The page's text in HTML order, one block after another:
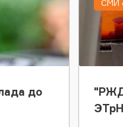
до
ЭТрН
СМИ